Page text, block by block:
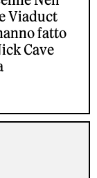
Viaduct
fatto
Cave